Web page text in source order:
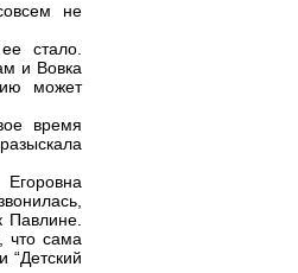
не
стало.
и Вовка
может
время
Павлине.
что сама